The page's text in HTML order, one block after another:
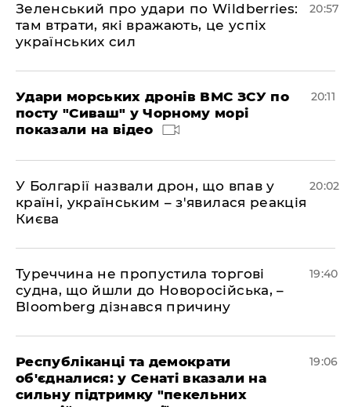
Зеленський про удари по Wildberries:
там втрати, які вражають, це успіх
українських сил
20:57
Удари морських дронів ВМС ЗСУ по
посту "Сиваш" у Чорному морі
показали на відео
20:11
У Болгарії назвали дрон, що впав у
країні, українським – з'явилася реакція
Києва
20:02
Туреччина не пропустила торгові
судна, що йшли до Новоросійська, –
Bloomberg дізнався причину
19:40
Республіканці та демократи
об'єдналися: у Сенаті вказали на
сильну підтримку "пекельних
19:06